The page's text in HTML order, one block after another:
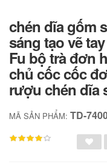
chén dĩa gốm
sáng tạo vẽ
Fu bộ trà đơn
chủ cốc cốc
rượu chén dĩa
MÃ SẢN PHẨM: TD-